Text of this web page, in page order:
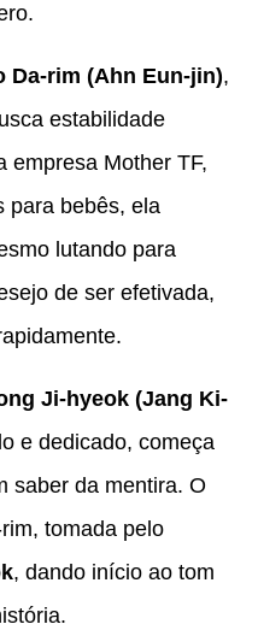
Da-rim (Ahn Eun-jin),
estabilidade
empresa Mother TF,
para bebês, ela
lutando para
de ser efetivada,
Ji-hyeok (Jang Ki-
e dedicado, começa
saber da mentira. O
tomada pelo
, dando início ao tom